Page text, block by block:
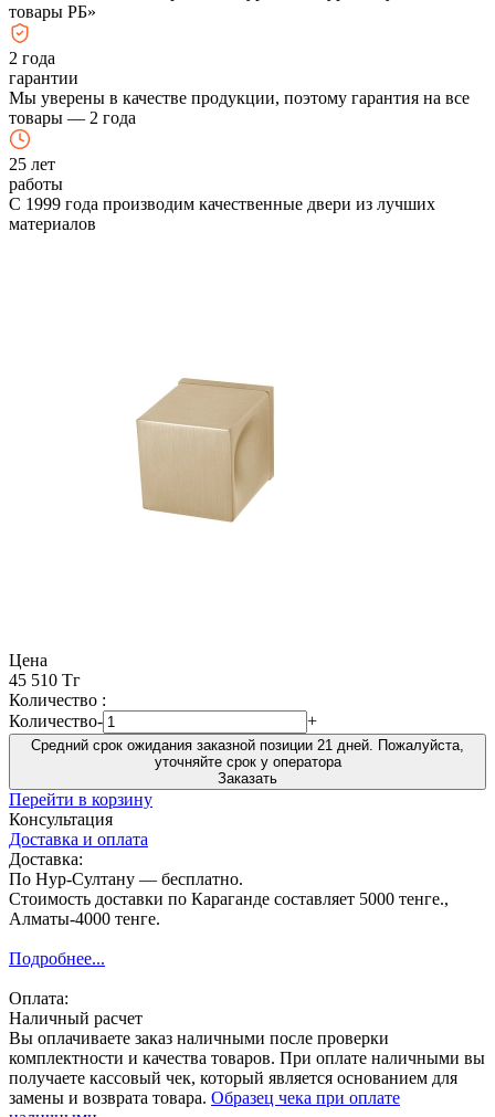
товары РБ»
2 года
гарантии
Мы уверены в качестве продукции, поэтому гарантия на все
товары — 2 года
25 лет
работы
С 1999 года производим качественные двери из лучших
материалов
Цена
45 510 Тг
Количество :
Количество- +
Средний срок ожидания заказной позиции 21 дней. Пожалуйста,
уточняйте срок у оператора
Заказать
Перейти в корзину
Консультация
Доставка и оплата
Доставка:
По Нур-Султану — бесплатно.
Стоимость доставки по Караганде составляет 5000 тенге.,
Алматы-4000 тенге.
Подробнее...
Оплата:
Наличный расчет
Вы оплачиваете заказ наличными после проверки
комплектности и качества товаров. При оплате наличными вы
получаете кассовый чек, который является основанием для
замены и возврата товара. Образец чека при оплате